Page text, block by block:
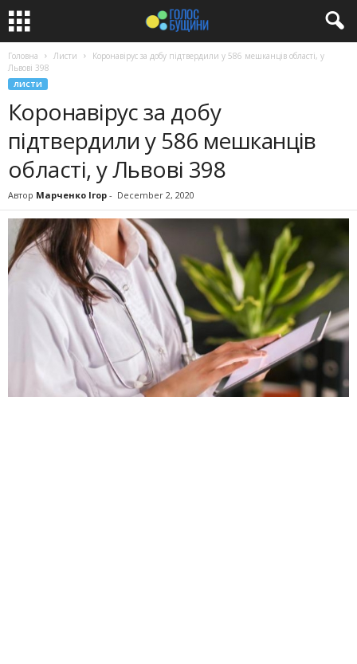
Головна Листи
Коронавірус за добу підтвердили у 586 мешканців області, у
Львові 398
ЛИСТИ
Коронавірус за добу
підтвердили у 586 мешканців
області, у Львові 398
Автор Марченко Ігор - December 2, 2020